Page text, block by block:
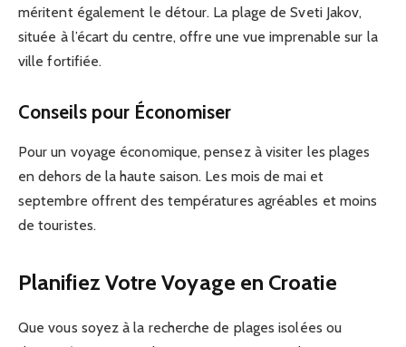
méritent également le détour. La plage de Sveti Jakov,
située à l’écart du centre, offre une vue imprenable sur la
ville fortifiée.
Conseils pour Économiser
Pour un voyage économique, pensez à visiter les plages
en dehors de la haute saison. Les mois de mai et
septembre offrent des températures agréables et moins
de touristes.
Planifiez Votre Voyage en Croatie
Que vous soyez à la recherche de plages isolées ou